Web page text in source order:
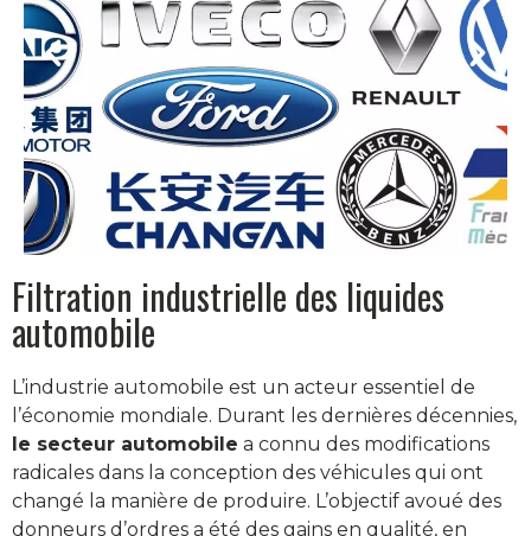
Filtration industrielle des liquides
automobile
L’industrie automobile est un acteur essentiel de
l’économie mondiale. Durant les dernières décennies,
le secteur automobile a connu des modifications
radicales dans la conception des véhicules qui ont
changé la manière de produire. L’objectif avoué des
donneurs d’ordres a été des gains en qualité, en